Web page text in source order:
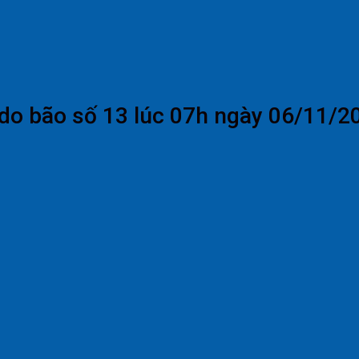
bão số 13 lúc 07h ngày 06/11/